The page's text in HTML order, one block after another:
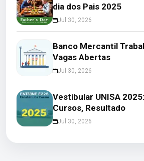
dia dos Pais 2025
Jul 30, 2026
Banco Mercantil
Vagas Abertas
Jul 30, 2026
Vestibular UNISA
Cursos, Resultado
Jul 30, 2026